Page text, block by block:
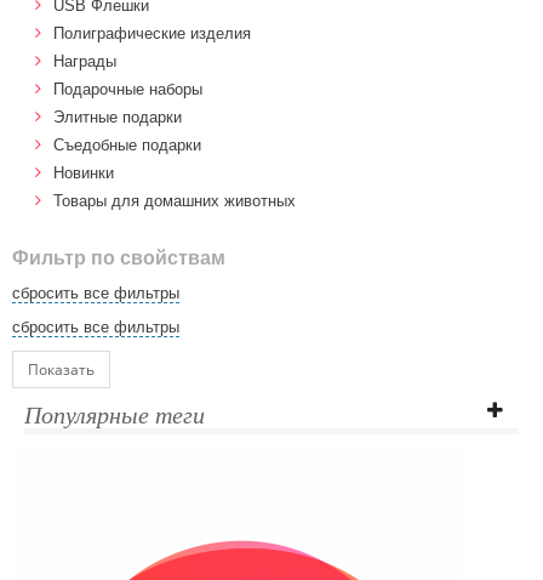
USB Флешки
Полиграфические изделия
Награды
Подарочные наборы
Элитные подарки
Cъедобные подарки
Новинки
Товары для домашних животных
Фильтр по свойствам
сбросить все фильтры
сбросить все фильтры
Показать
Популярные теги